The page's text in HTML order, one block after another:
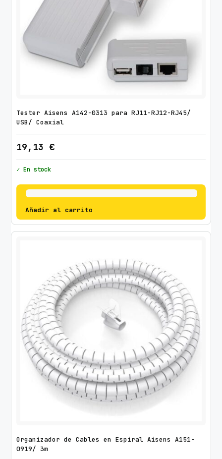
Tester Aisens A142-0313 para RJ11-RJ12-RJ45/
USB/ Coaxial
19,13 €
✓ En stock
Añadir al carrito
Organizador de Cables en Espiral Aisens A151-
0919/ 3m